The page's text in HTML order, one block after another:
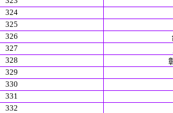
324
325
326
327
328
329
330
331
332